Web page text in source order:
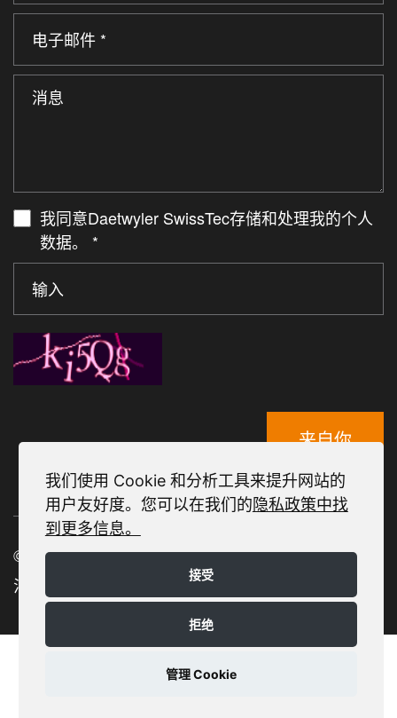
我们使用 Cookie 和分析工具来提升网站的
用户友好度。您可以在我们的隐私政策中找
到更多信息。
接受
拒绝
管理 Cookie
我同意Daetwyler SwissTec存储和处理我的个人
数据。 *
来自你
© 2025 Daetwyler SwissTec
法律声明 |
隐私设置